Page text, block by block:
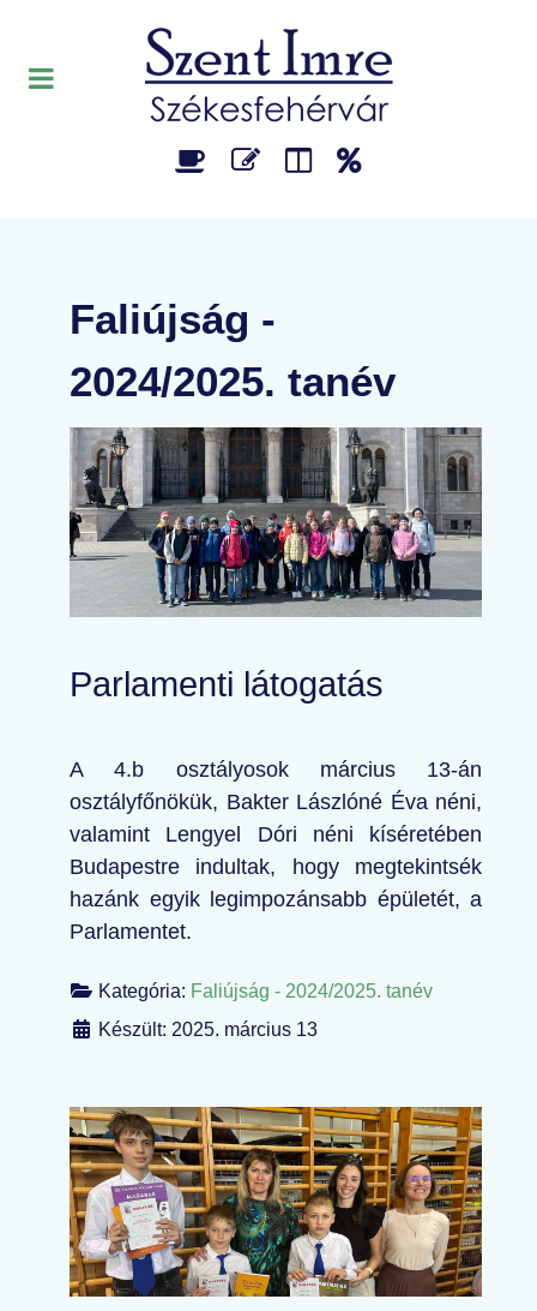
Faliújság -
2024/2025. tanév
Parlamenti látogatás
A 4.b osztályosok március 13-án
osztályfőnökük, Bakter Lászlóné Éva néni,
valamint Lengyel Dóri néni kíséretében
Budapestre indultak, hogy megtekintsék
hazánk egyik legimpozánsabb épületét, a
Parlamentet.
Kategória: Faliújság - 2024/2025. tanév
Készült: 2025. március 13